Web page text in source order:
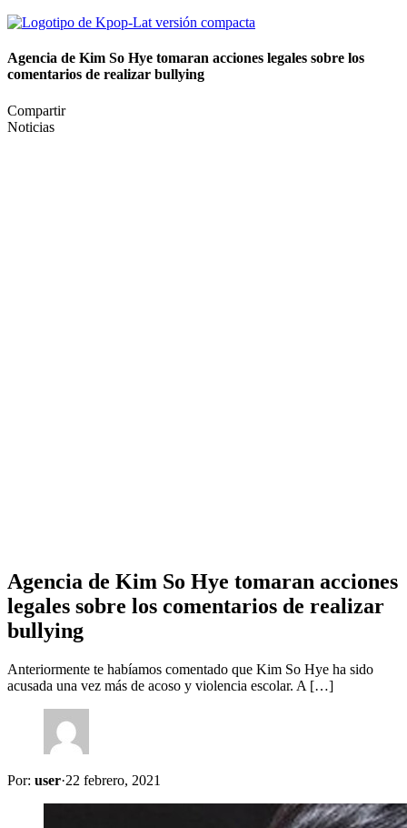
Agencia de Kim So Hye tomaran acciones legales sobre los
comentarios de realizar bullying
Compartir
Noticias
Agencia de Kim So Hye tomaran acciones
legales sobre los comentarios de realizar
bullying
Anteriormente te habíamos comentado que Kim So Hye ha sido
acusada una vez más de acoso y violencia escolar. A […]
Por: user·22 febrero, 2021